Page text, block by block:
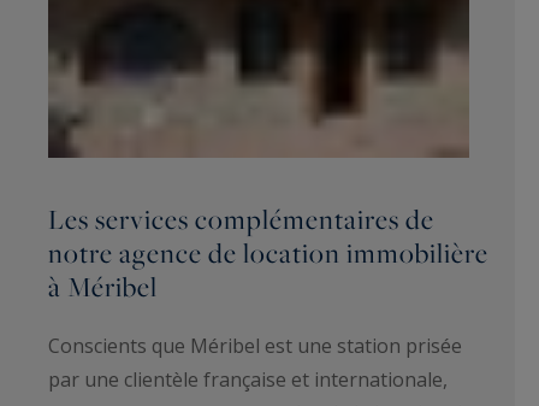
Les services complémentaires de
notre agence de location immobilière
à Méribel
Conscients que Méribel est une station prisée
par une clientèle française et internationale,